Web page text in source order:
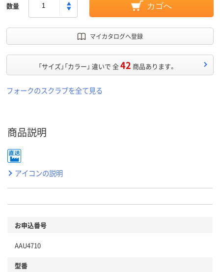
数量 カゴへ
マイカタログへ登録
「サイズ」「カラー」 違いで 全42 商品あります。
フォークのスクラブを全て見る
商品説明
アイコンの説明
お申込番号
AAU4710
型番